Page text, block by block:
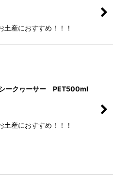
産におすすめ！！！
ークヮーサー PET500ml
産におすすめ！！！